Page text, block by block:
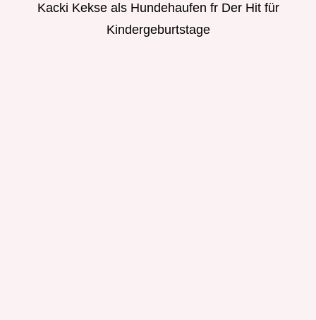
Kacki Kekse als Hundehaufen fr Der Hit für
Kindergeburtstage